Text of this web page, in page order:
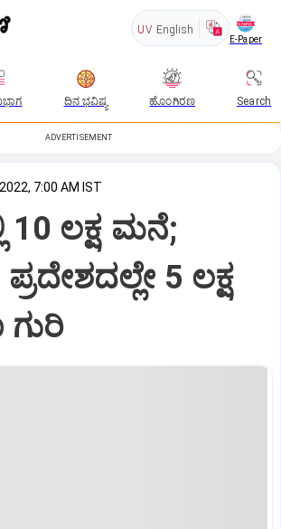
UV English
E-Paper
ದಿನ ಭವಿಷ್ಯ ಹೊಂಗಿರಣ Search
ADVERTISEMENT
7:00 AM IST
10 ಲಕ್ಷ ಮನೆ;
5 ಲಕ್ಷ